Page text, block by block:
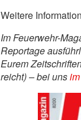
Weitere
Im Feuerwehr-
Reportage
Eurem
reicht) – bei uns